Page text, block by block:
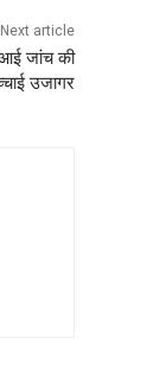
Next article
जांच की
उजागर